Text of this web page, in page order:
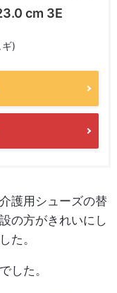
cm 3E
)
護用シューズの替
の方がきれいにし
た。
した。